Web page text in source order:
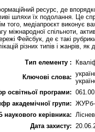
ресурс, де
шляхи їх подолання. Це
того, медіапроєкт
міжнародної спільноти,
Фейсбук, де є такі
різних типів і жанрів,
Тип елементу :
Ключові слова:
освітньої програми:
академічної групи:
ЖУРб-
наукового керівника:
Дата захисту: